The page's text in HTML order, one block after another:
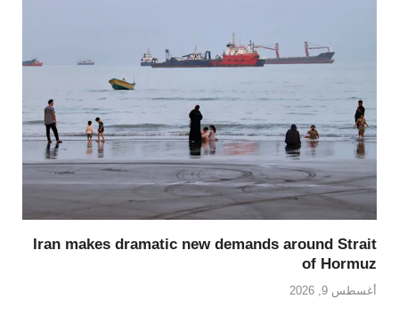
Iran makes dramatic new demands around Strait
of Hormuz
أغسطس 9, 2026